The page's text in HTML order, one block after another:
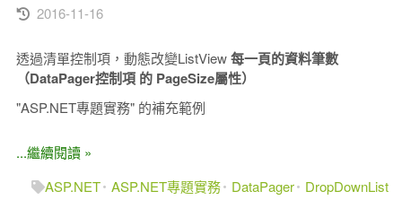
2016-11-16
透過清單控制項，動態改變ListView每一頁的資料筆數
（DataPager控制項 的 PageSize屬性）
"ASP.NET專題實務" 的補充範例
...繼續閱讀 »
ASP.NET ASP.NET專題實務 DataPager
DropDownList